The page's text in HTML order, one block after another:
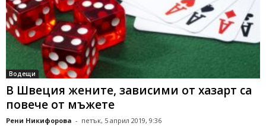
Водещи
В Швеция жените, зависими от хазарт са
повече от мъжете
Рени Никифорова - петък, 5 април 2019, 9:36